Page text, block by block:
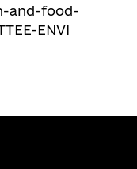
and-food-
ENVI